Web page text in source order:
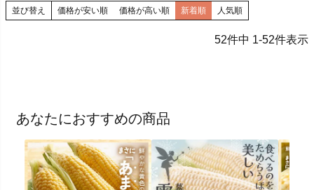
並び替え 価格が安い順 価格が高い順 新着順 人気順
52件中 1-52件表示
あなたにおすすめの商品